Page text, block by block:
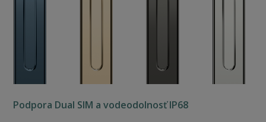
Podpora Dual SIM a vodeodolnosť IP68